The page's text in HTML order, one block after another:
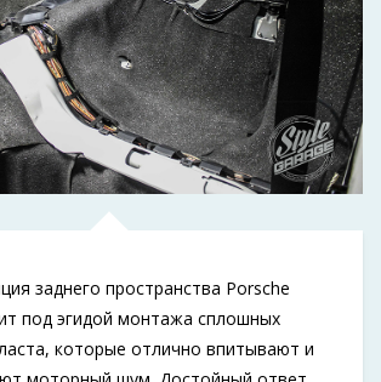
заднего пространства Porsche
под эгидой монтажа сплошных
которые отлично впитывают и